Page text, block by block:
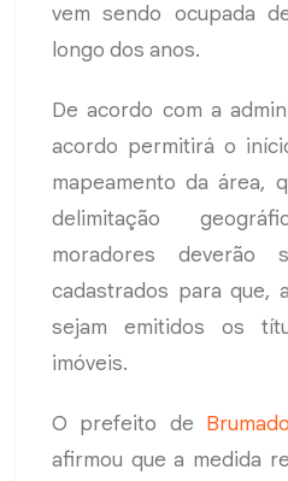
vem sendo ocupada
longo dos anos.
De acordo com a
acordo permitirá o
mapeamento da área,
delimitação
moradores deverão
cadastrados para que,
sejam emitidos os
imóveis.
O prefeito de
afirmou que a medida